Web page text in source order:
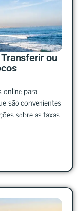
ou
online para
são convenientes
sobre as taxas